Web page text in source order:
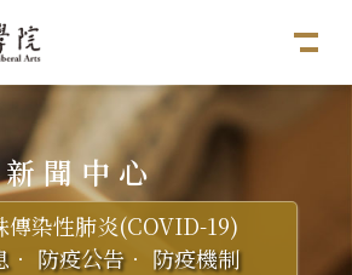
新聞中心
傳染性肺炎(COVID-19)
． 防疫公告． 防疫機制